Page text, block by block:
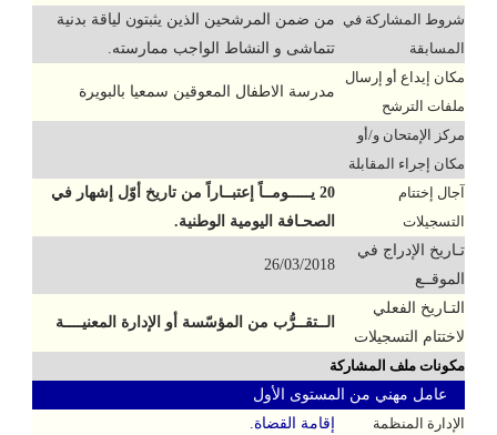
شروط المشاركة في
المسابقة
من ضمن المرشحين الذين يثبتون لياقة بدنية
تتماشى و النشاط الواجب ممارسته.
مكان إيداع أو إرسال
ملفات الترشح
مدرسة الاطفال المعوقين سمعيا بالبويرة
مركز الإمتحان و/أو
مكان إجراء المقابلة
آجال إختتام
التسجيلات
20 يـــــومــاً إعتبــاراً من تاريخ أوّل إشهار في
الصحـافة اليومية الوطنية.
تـاريخ الإدراج في
الموقــع
26/03/2018
التـاريخ الفعلي
لاختتام التسجيلات
الــتقــرُّب من المؤسّسة أو الإدارة المعنيــــة
مكونات ملف المشاركة
عامل مهني من المستوى الأول
الإدارة المنظمة
إقامة القضاة.